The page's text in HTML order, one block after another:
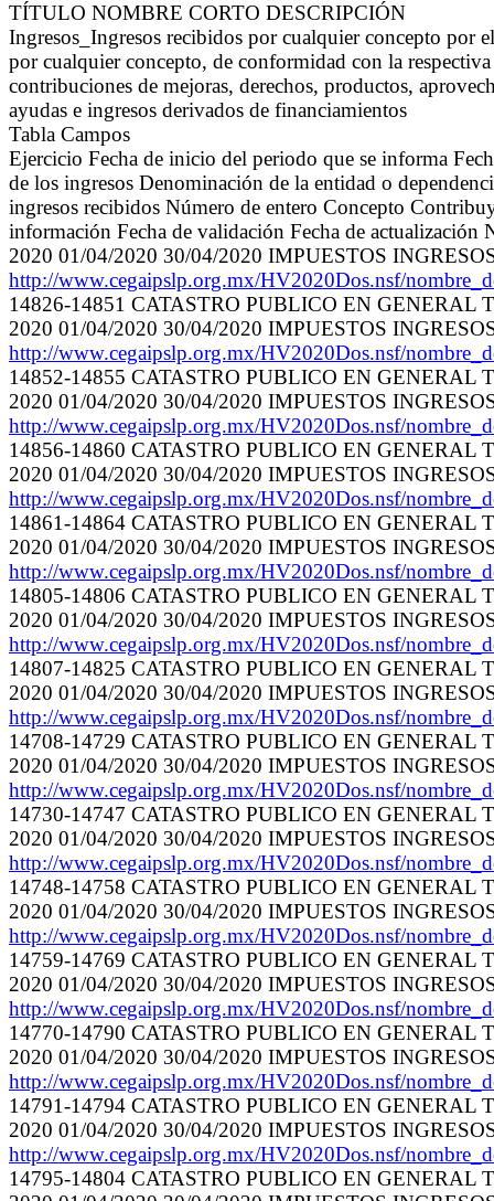
TÍTULO NOMBRE CORTO DESCRIPCIÓN
Ingresos_Ingresos recibidos por cualquier concepto
por cualquier concepto, de conformidad con la
contribuciones de mejoras, derechos, productos,
ayudas e ingresos derivados de financiamientos
Tabla Campos
Ejercicio Fecha de inicio del periodo que se informa
de los ingresos Denominación de la entidad o
ingresos recibidos Número de entero Concepto
información Fecha de validación Fecha de actualización
2020 01/04/2020 30/04/2020 IMPUESTOS
http://www.cegaipslp.org.mx/HV2020Dos.nsf/
14826-14851 CATASTRO PUBLICO EN GENERAL
2020 01/04/2020 30/04/2020 IMPUESTOS
http://www.cegaipslp.org.mx/HV2020Dos.nsf/
14852-14855 CATASTRO PUBLICO EN GENERAL
2020 01/04/2020 30/04/2020 IMPUESTOS
http://www.cegaipslp.org.mx/HV2020Dos.nsf/
14856-14860 CATASTRO PUBLICO EN GENERAL
2020 01/04/2020 30/04/2020 IMPUESTOS
http://www.cegaipslp.org.mx/HV2020Dos.nsf/
14861-14864 CATASTRO PUBLICO EN GENERAL
2020 01/04/2020 30/04/2020 IMPUESTOS
http://www.cegaipslp.org.mx/HV2020Dos.nsf/
14805-14806 CATASTRO PUBLICO EN GENERAL
2020 01/04/2020 30/04/2020 IMPUESTOS
http://www.cegaipslp.org.mx/HV2020Dos.nsf/
14807-14825 CATASTRO PUBLICO EN GENERAL
2020 01/04/2020 30/04/2020 IMPUESTOS
http://www.cegaipslp.org.mx/HV2020Dos.nsf/
14708-14729 CATASTRO PUBLICO EN GENERAL
2020 01/04/2020 30/04/2020 IMPUESTOS
http://www.cegaipslp.org.mx/HV2020Dos.nsf/
14730-14747 CATASTRO PUBLICO EN GENERAL
2020 01/04/2020 30/04/2020 IMPUESTOS
http://www.cegaipslp.org.mx/HV2020Dos.nsf/
14748-14758 CATASTRO PUBLICO EN GENERAL
2020 01/04/2020 30/04/2020 IMPUESTOS
http://www.cegaipslp.org.mx/HV2020Dos.nsf/
14759-14769 CATASTRO PUBLICO EN GENERAL
2020 01/04/2020 30/04/2020 IMPUESTOS
http://www.cegaipslp.org.mx/HV2020Dos.nsf/
14770-14790 CATASTRO PUBLICO EN GENERAL
2020 01/04/2020 30/04/2020 IMPUESTOS
http://www.cegaipslp.org.mx/HV2020Dos.nsf/
14791-14794 CATASTRO PUBLICO EN GENERAL
2020 01/04/2020 30/04/2020 IMPUESTOS
http://www.cegaipslp.org.mx/HV2020Dos.nsf/
14795-14804 CATASTRO PUBLICO EN GENERAL